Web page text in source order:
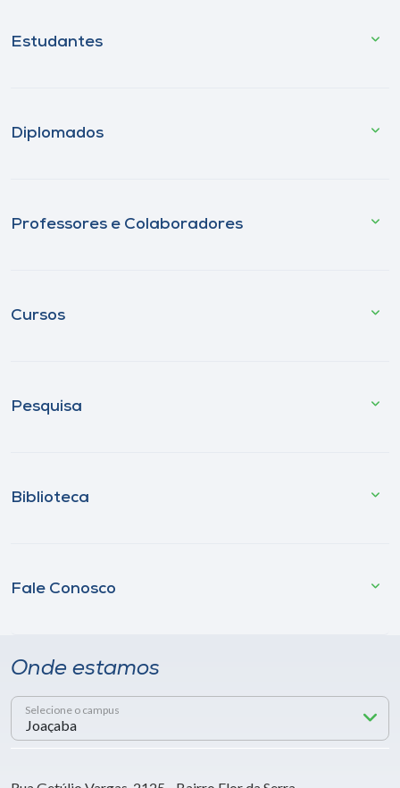
Estudantes
Diplomados
Professores e Colaboradores
Cursos
Pesquisa
Biblioteca
Fale Conosco
Onde estamos
Selecione o campus